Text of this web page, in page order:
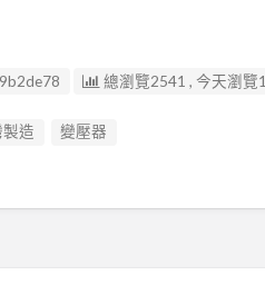
總瀏覽2541 , 今天瀏覽1
製造 變壓器